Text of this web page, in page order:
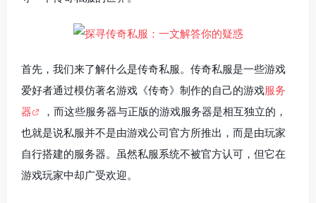
首先，我们来了解什么是传奇私服。传奇私服是一些游戏
爱好者通过模仿著名游戏《传奇》制作的自己的游戏服务
器
，而这些服务器与正版的游戏服务器是相互独立的，
也就是说私服并不是由游戏公司官方所推出，而是由玩家
自行搭建的服务器。虽然私服系统不被官方认可，但它在
游戏玩家中却广受欢迎。